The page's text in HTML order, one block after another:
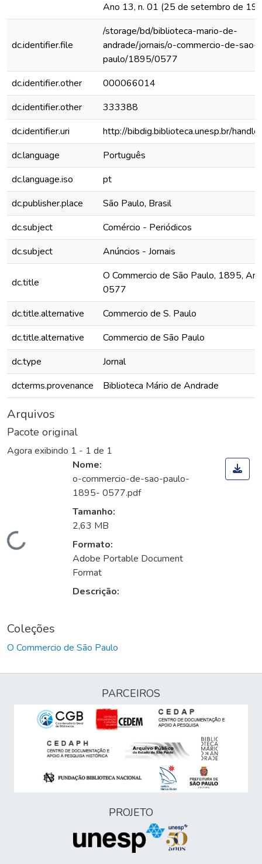
Ano 13, n. 01 (25 de setembro de
dc.identifier.file
/storage/bd/biblioteca-mario-de-
andrade/jornais/o-commercio-de-sao-
paulo/1895/0577
dc.identifier.other
000066014
dc.identifier.other
333388
dc.identifier.uri
http://bibdig.biblioteca.unesp.br/
dc.language
Português
dc.language.iso
pt
dc.publisher.place
São Paulo, Brasil
dc.subject
Comércio - Periódicos
dc.subject
Anúncios - Jornais
dc.title
O Commercio de São Paulo, 1895,
0577
dc.title.alternative
Commercio de S. Paulo
dc.title.alternative
Commercio de São Paulo
dc.type
Jornal
dcterms.provenance
Biblioteca Mário de Andrade
Arquivos
Pacote original
Agora exibindo 1 - 1 de 1
Carregando...
Nome:
o-commercio-de-sao-paulo-
1895- 0577.pdf
Tamanho:
2,63 MB
Formato:
Adobe Portable Document
Format
Descrição:
Coleções
O Commercio de São Paulo
PARCEIROS
PROJETO